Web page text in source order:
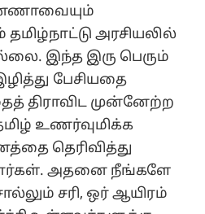
அரசியலில்
இந்த இரு பெரும்
பேசியதை
திராவிட முன்னேற்ற
உணர்வுமிக்க
தெரிவித்து
அதனை நீங்களே
சரி, ஒர் ஆயிரம்